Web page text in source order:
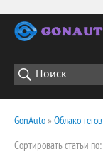
GonAuto» Облако тегов
Сортировать статьи по: